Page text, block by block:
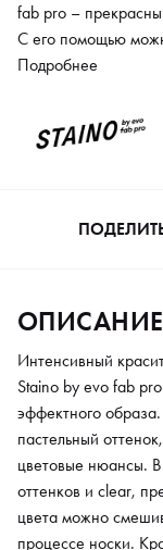
fab pro –
С его помощью
ультрамодный
предназначенный
смешивать между
которые питают и
восхитительное
Подробнее
ОПИСАНИЕ
Интенсивный
Staino by evo fab
эффектного
пастельный
цветовые нюансы.
оттенков и clear,
цвета можно
процессе носки.